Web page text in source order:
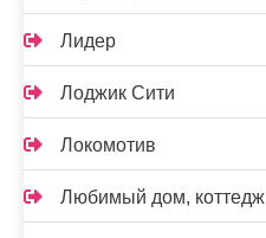
Лидер
Лоджик Сити
Локомотив
Любимый дом, коттедж